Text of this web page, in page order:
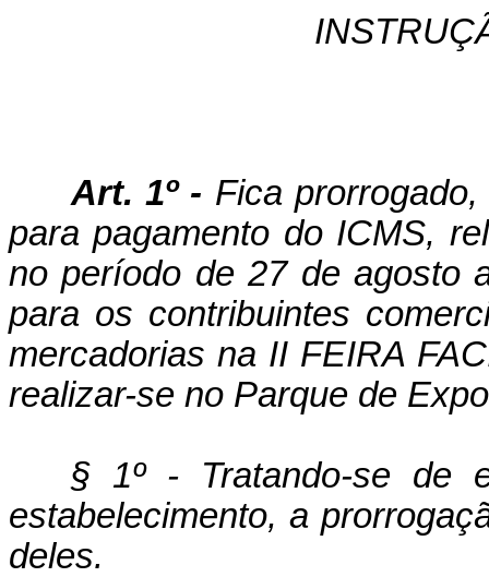
Art. 1º - Fica
para pagamento do ICMS,
no período de 27 de agosto
para os contribuintes
mercadorias na II FEIRA
realizar-se no Parque de
§ 1º - Tratando-se de
estabelecimento, a
deles.